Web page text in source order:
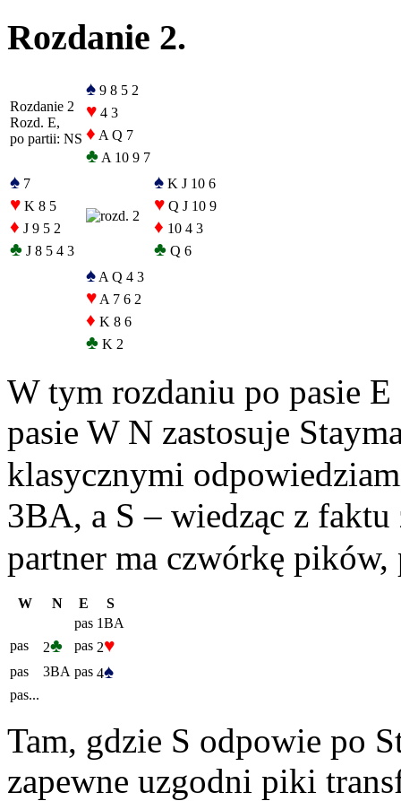
Rozdanie 2.
Rozdanie 2
Rozd. E,
po partii: NS
♠ 9 8 5 2
♥ 4 3
♦ A Q 7
♣ A 10 9 7
♠ 7
♥ K 8 5
♦ J 9 5 2
♣ J 8 5 4 3
♠ K J 10 6
♥ Q J 10 9
♦ 10 4 3
♣ Q 6
♠ A Q 4 3
♥ A 7 6 2
♦ K 8 6
♣ K 2
W tym rozdaniu po pasie
pasie W N zastosuje
klasycznymi
3BA, a S – wiedząc z faktu
partner ma czwórkę pików,
W N E
S
pas 1BA
pas
2♣ pas 2♥
pas 3BA pas 4♠
pas...
Tam, gdzie S odpowie po
zapewne uzgodni piki